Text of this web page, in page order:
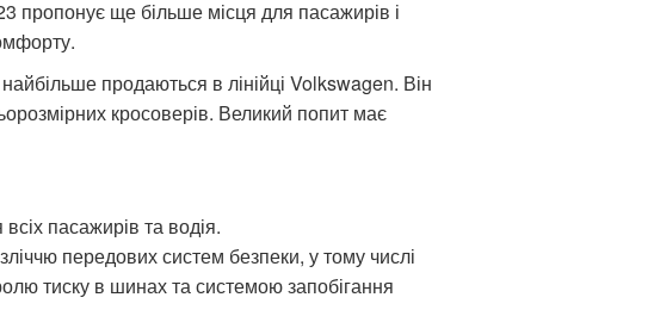
пропонує ще більше місця для пасажирів і
продаються в лінійці Volkswagen. Він
кросоверів. Великий попит має
пасажирів та водія.
передових систем безпеки, у тому числі
тиску в шинах та системою запобігання